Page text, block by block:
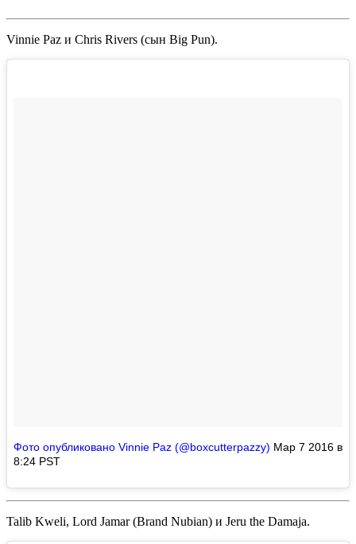
Vinnie Paz и Chris Rivers (сын Big Pun).
Фото опубликовано Vinnie Paz (@boxcutterpazzy) Мар 7 2016 в
8:24 PST
Talib Kweli, Lord Jamar(Brand Nubian) и Jeru the Damaja.